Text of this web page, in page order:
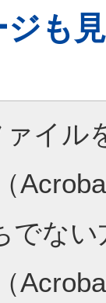
も
ァイル
でな